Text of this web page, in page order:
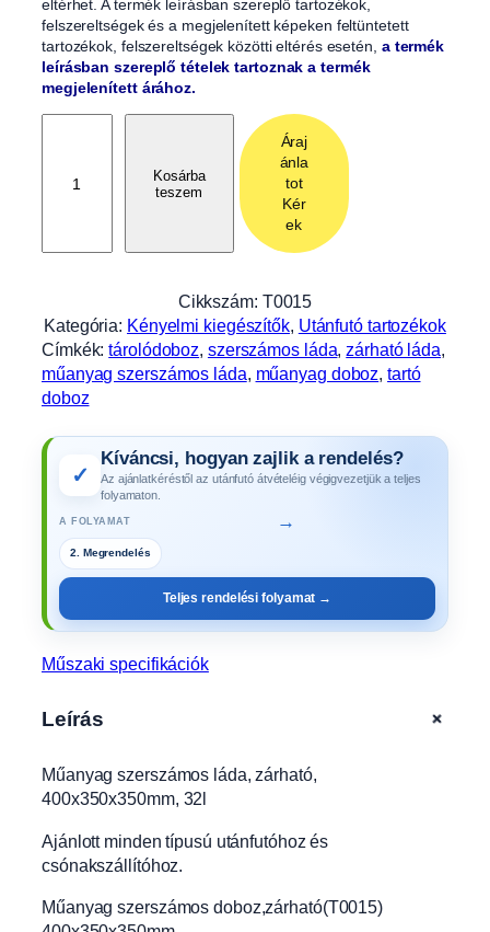
eltérhet. A termék leírásban szereplő tartozékok,
felszereltségek és a megjelenített képeken feltüntetett
tartozékok, felszereltségek közötti eltérés esetén, a termék
leírásban szereplő tételek tartoznak a termék
megjelenített árához.
z
e
r
s
á
z
h
t
ó
4
0
0
x
Kosárba
teszem
Áraj
ánla
tot
Kér
ek
Cikkszám: T0015
Kategória: Kényelmi kiegészítők, Utánfutó tartozékok
Címkék:tárolódoboz, szerszámos láda, zárható láda
műanyag szerszámos láda, műanyag doboz, tartó
doboz
✓
Kíváncsi, hogyan zajlik a rendelés?
Az ajánlatkéréstől az utánfutó átvételéig végigvezetjük a teljes
folyamaton.
A FOLYAMAT →
Teljes rendelési folyamat →
Műszaki specifikációk
Leírás +
Műanyag szerszámos láda, zárható,
400x350x350mm, 32l
Ajánlott minden típusú utánfutóhoz és
csónakszállítóhoz.
Műanyag szerszámos doboz,zárható(T0015)